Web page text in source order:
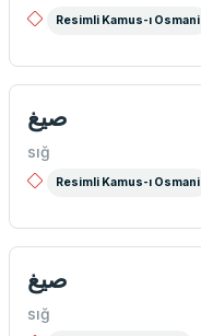
Resimli Kamus-ı Osmani
صيغ
sığ
Resimli Kamus-ı Osmani
صیغ
sığ